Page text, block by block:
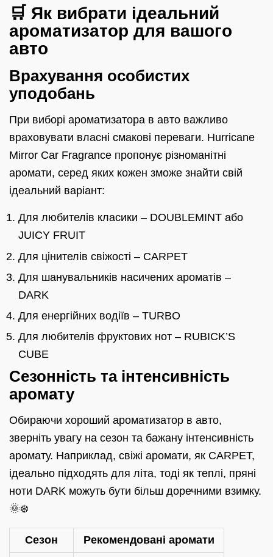
🛒 Як вибрати ідеальний
ароматизатор для вашого
авто
Врахування особистих
уподобань
При виборі ароматизатора в авто важливо
враховувати власні смакові переваги. Hurricane
Mirror Car Fragrance пропонує різноманітні
аромати, серед яких кожен зможе знайти свій
ідеальний варіант:
Для любителів класики – DOUBLEMINT або
JUICY FRUIT
Для цінителів свіжості – CARPET
Для шанувальників насичених ароматів –
DARK
Для енергійних водіїв – TURBO
Для любителів фруктових нот – RUBICK’S
CUBE
Сезонність та інтенсивність
аромату
Обираючи хороший ароматизатор в авто,
зверніть увагу на сезон та бажану інтенсивність
аромату. Наприклад, свіжі аромати, як CARPET,
ідеально підходять для літа, тоді як теплі, пряні
ноти DARK можуть бути більш доречними взимку.
🌞❄️
Сезон
Рекомендовані аромати